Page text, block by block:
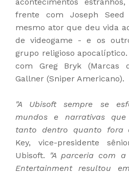
acontecimentos
frente com Joseph
mesmo ator que deu vida
de videogame - e os
grupo religioso
com Greg Bryk (Marcas
Gallner (Sniper Americano).
"A Ubisoft sempre se
mundos e narrativas
tanto dentro quanto fora
Key, vice-presidente
Ubisoft. "A parceria com
Entertainment resultou